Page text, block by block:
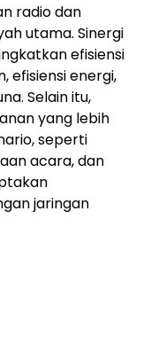
radio dan
utama. Sinergi
efisiensi
efisiensi energi,
Selain itu,
yang lebih
seperti
acara, dan
jaringan